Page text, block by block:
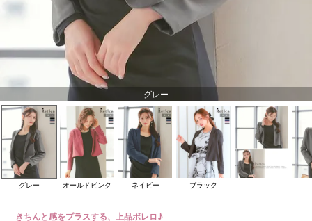
グレー
グレー オールドピンク ネイビー ブラック
きちんと感をプラスする、上品ボレロ♪